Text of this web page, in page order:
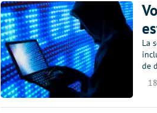
La
de